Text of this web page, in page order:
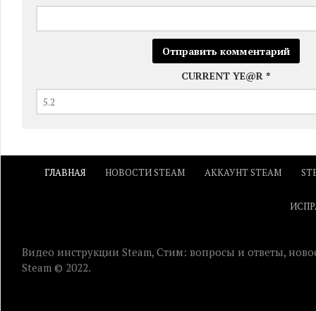
CURRENT YE@R *
ГЛАВНАЯ НОВОСТИ STEAM АККАУНТ STEAM
Видео инструкции Steam, Стим: вопросы и ответы,
Steam © 2022.